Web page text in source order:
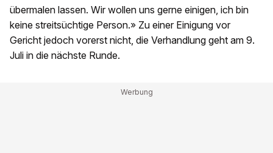
übermalen lassen. Wir wollen uns gerne einigen, ich bin
keine streitsüchtige Person.» Zu einer Einigung vor
Gericht jedoch vorerst nicht, die Verhandlung geht am 9.
Juli in die nächste Runde.